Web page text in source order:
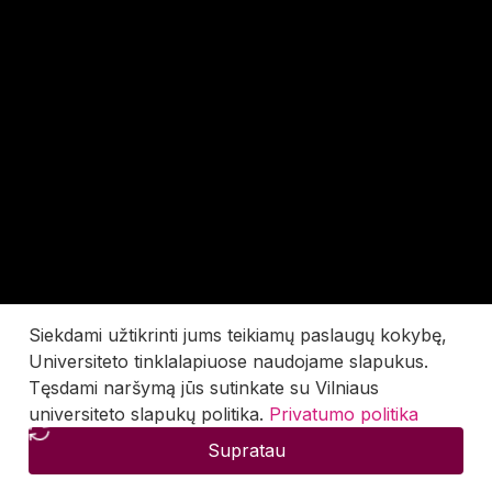
Siekdami užtikrinti jums teikiamų paslaugų kokybę,
Universiteto tinklalapiuose naudojame slapukus.
Tęsdami naršymą jūs sutinkate su Vilniaus
universiteto slapukų politika. Privatumo politika
Supratau